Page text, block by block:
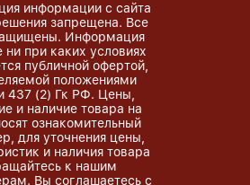
информации с сайта
запрещена. Все
Информация
ни при каких условиях
публичной офертой,
положениями
437 (2) Гк РФ. Цены,
и наличие товара на
ознакомительный
для уточнения цены,
и наличия товара
к нашим
Вы соглашаетесь с